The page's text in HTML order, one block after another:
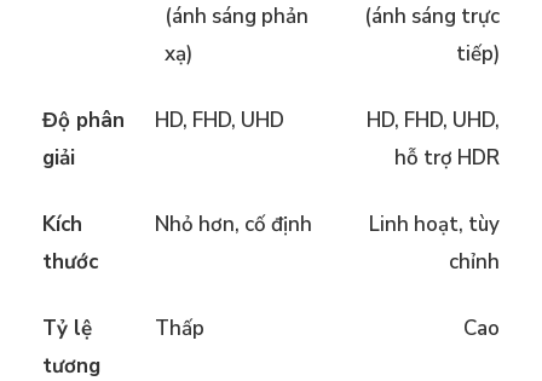
(ánh sáng phản
xạ)
(ánh sáng trực
tiếp)
Độ phân
giải
HD, FHD, UHD
HD, FHD, UHD,
hỗ trợ HDR
Kích
thước
Nhỏ hơn, cố định
Linh hoạt, tùy
chỉnh
Tỷ lệ
tương
Thấp Cao